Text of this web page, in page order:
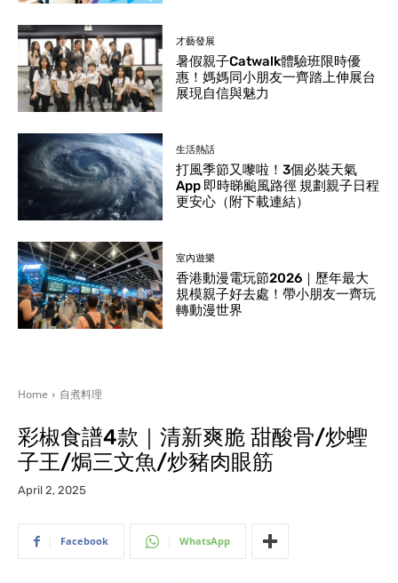
才藝發展
暑假親子Catwalk體驗班限時優
惠！媽媽同小朋友一齊踏上伸展台
展現自信與魅力
生活熱話
打風季節又嚟啦！3個必裝天氣
App 即時睇颱風路徑 規劃親子日程
更安心（附下載連結）
室內遊樂
香港動漫電玩節2026｜歷年最大
規模親子好去處！帶小朋友一齊玩
轉動漫世界